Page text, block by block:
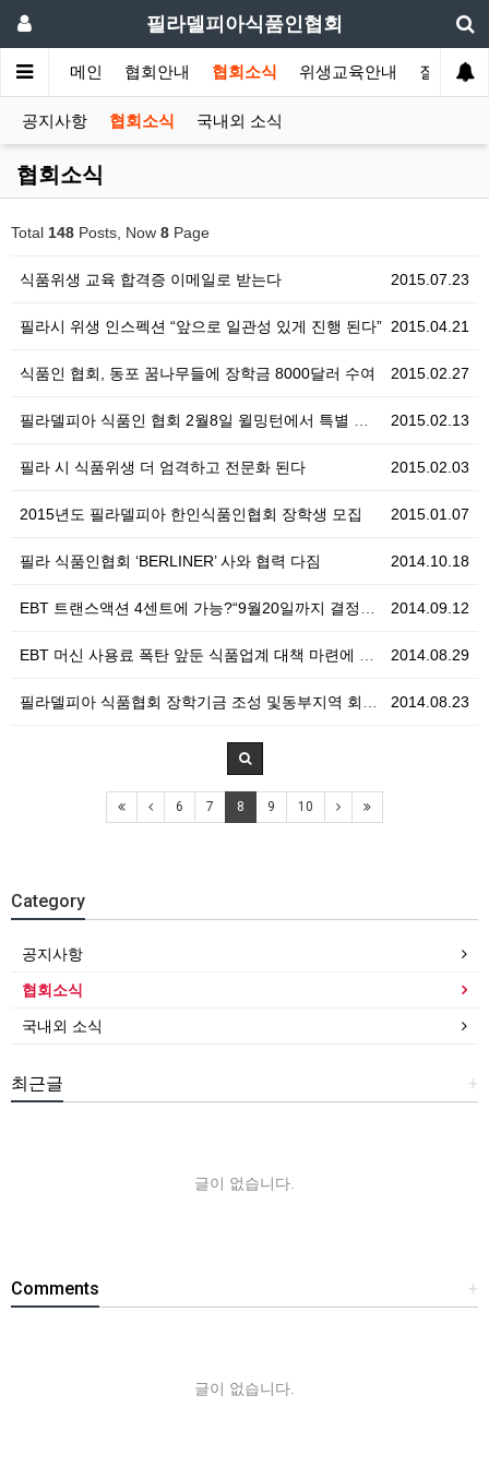
필라델피아식품인협회
메인 협회안내 협회소식 위생교육안내 질의답변
공지사항 협회소식 국내외 소식
협회소식
Total 148 Posts, Now 8 Page
2015.07.23
식품위생 교육 합격증 이메일로 받는다
2015.04.21
필라시 위생 인스펙션 “앞으로 일관성 있게 진행 된다”
2015.02.27
식품인 협회, 동포 꿈나무들에 장학금 8000달러 수여
2015.02.13
필라델피아 식품인 협회 2월8일 윌밍턴에서 특별 교육 …
2015.02.03
필라 시 식품위생 더 엄격하고 전문화 된다
2015.01.07
2015년도 필라델피아 한인식품인협회 장학생 모집
2014.10.18
필라 식품인협회 ‘BERLINER’ 사와 협력 다짐
2014.09.12
EBT 트랜스액션 4센트에 가능?“9월20일까지 결정해…
2014.08.29
EBT 머신 사용료 폭탄 앞둔 식품업계 대책 마련에 분…
2014.08.23
필라델피아 식품협회 장학기금 조성 및동부지역 회장단 친…
6 7 8 9 10
Category
공지사항
협회소식
국내외 소식
+
최근글
글이 없습니다.
+
Comments
글이 없습니다.